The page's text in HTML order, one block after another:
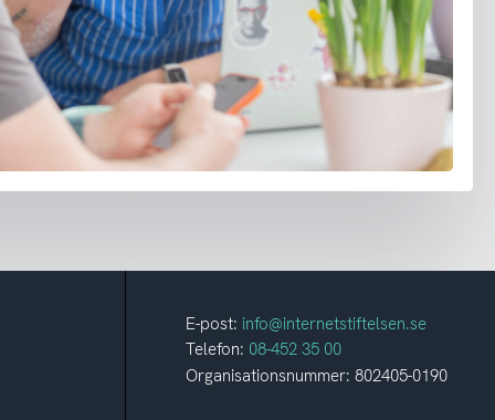
E-post: info@internetstiftelsen.se
Telefon: 08-452 35 00
Organisationsnummer: 802405-0190